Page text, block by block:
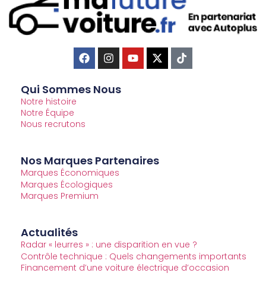
Qui Sommes Nous
Notre histoire
Notre Équipe
Nous recrutons
Nos Marques Partenaires
Marques Économiques
Marques Écologiques
Marques Premium
Actualités
Radar « leurres » : une disparition en vue ?
Contrôle technique : Quels changements importants
Financement d’une voiture électrique d’occasion